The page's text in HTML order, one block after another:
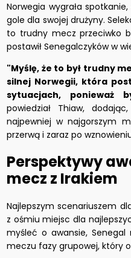
Norwegia wygrała
gole dla swojej drużyny.
to trudny mecz przeciwko
postawił Senegalczyków w
"Myślę, że to był trudny
silnej Norwegii, która
sytuacjach, ponieważ
powiedział Thiaw,
najpewniej w najgorszym
przerwą i zaraz po
Perspektywy
mecz z Irakiem
Najlepszym scenariuszem
z ośmiu miejsc dla
myśleć o awansie,
meczu fazy grupowej, który